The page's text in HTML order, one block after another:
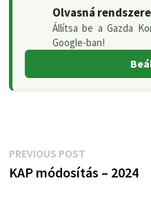
Olvasná
Állítsa be a Gazda
Google-ban!
Bejegyzés
navigáció
PREVIOUS POSTPrevious
post:
KAP módosítás – 2024